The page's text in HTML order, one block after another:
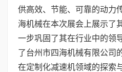
供高效、节能、可靠的动力
海机械在本次展会上展示了
一步巩固了其在行业中的领
了台州市四海机械有限公司
在定制化减速机领域的探索